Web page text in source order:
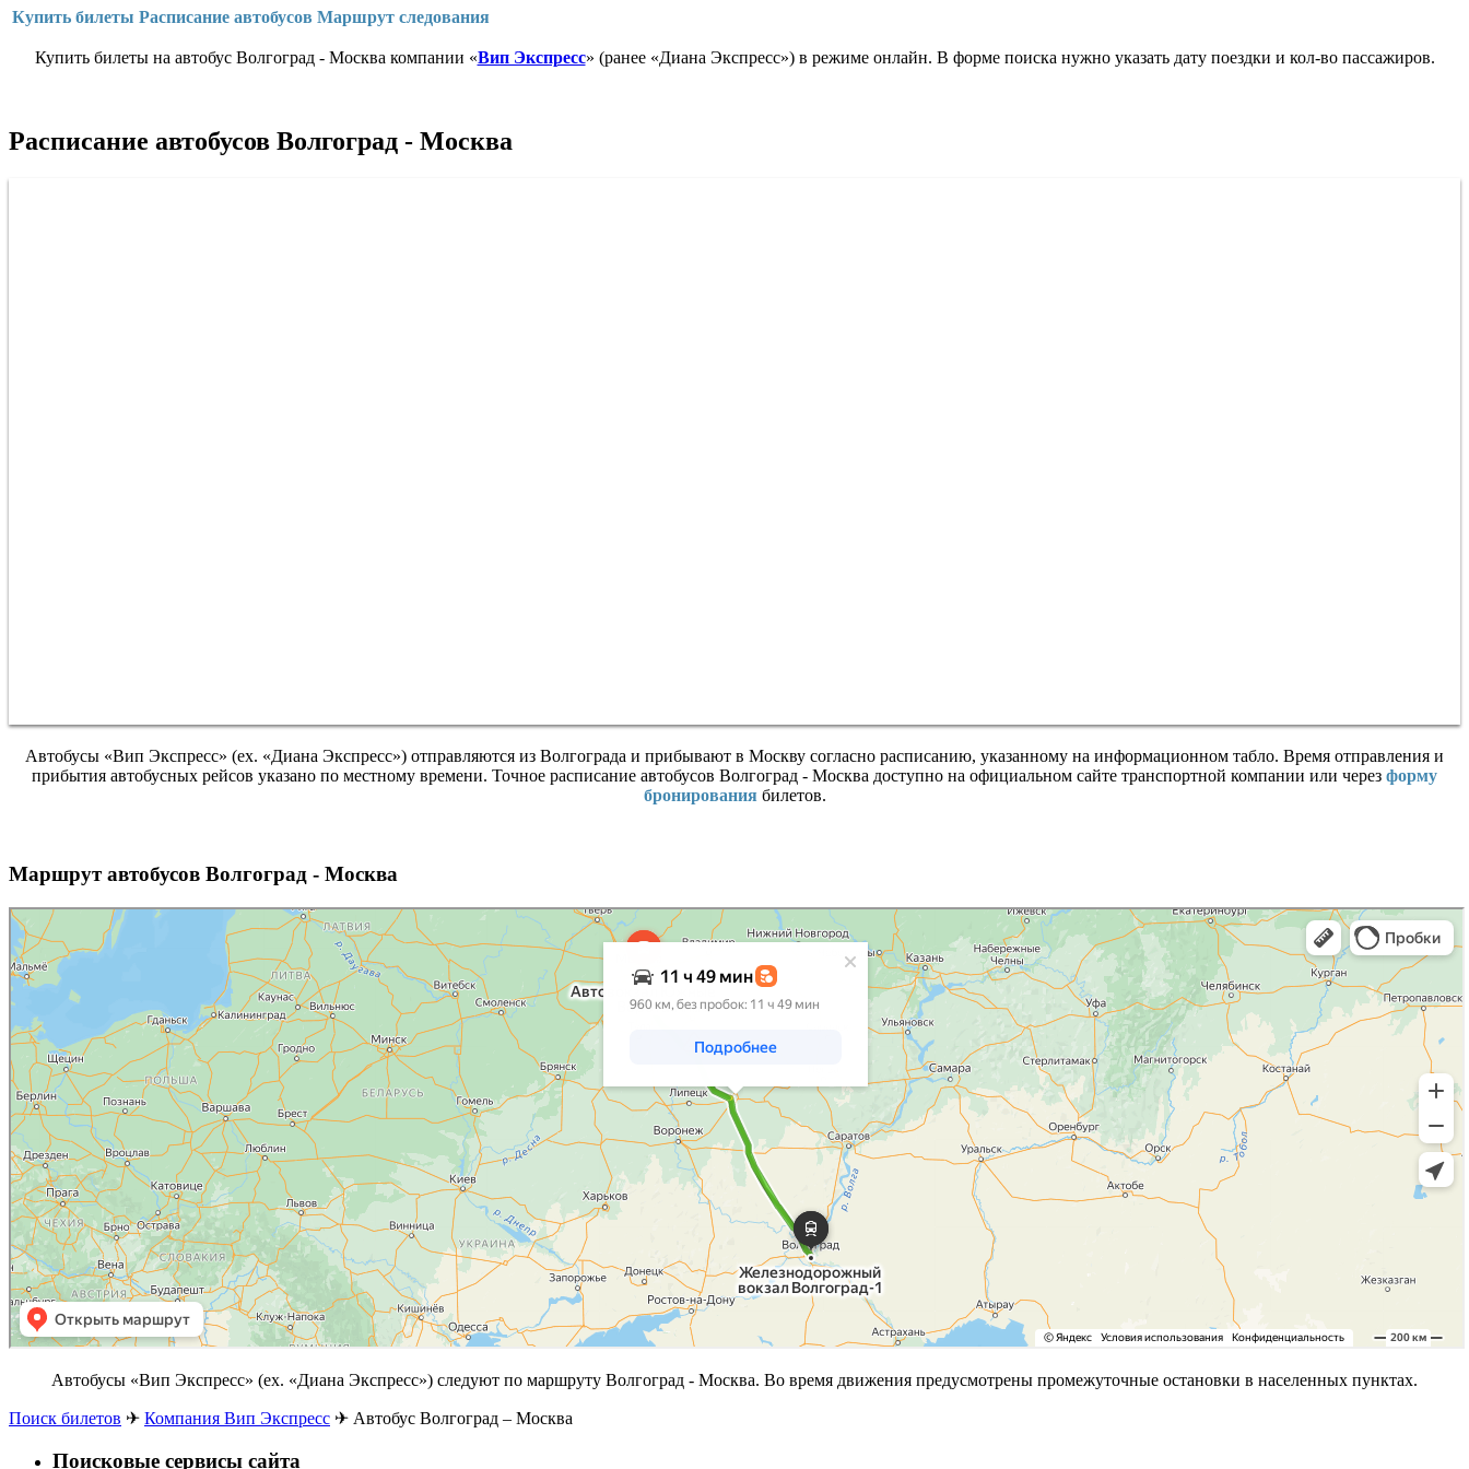
Купить билеты Расписание автобусов Маршрут следования
Купить билеты на автобус Волгоград - Москва компании «Вип Экспресс» (ранее «Диана Экспресс») в режиме онлайн. В форме поиска нужно указать дату поездки и кол-во пассажиров.
Расписание автобусов Волгоград - Москва
Автобусы «Вип Экспресс» (ex. «Диана Экспресс») отправляются из Волгограда и прибывают в Москву согласно расписанию, указанному на информационном табло. Время отправления и
прибытия автобусных рейсов указано по местному времени. Точное расписание автобусов Волгоград - Москва доступно на официальном сайте транспортной компании или через форму
бронированиябилетов.
Маршрут автобусов Волгоград - Москва
Автобусы «Вип Экспресс» (ex. «Диана Экспресс») следуют по маршруту Волгоград - Москва. Во время движения предусмотрены промежуточные остановки в населенных пунктах.
Поиск билетов ✈ Компания Вип Экспресс ✈ Автобус Волгоград – Москва
Поисковые сервисы сайта